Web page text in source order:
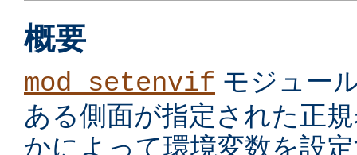
概要
mod_setenvif モジュー
ある側面が指定された正
かによって環境変数を設